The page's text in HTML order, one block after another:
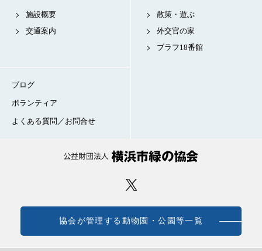
施設概要
交通案内
散策・遊ぶ
外交官の家
ブラフ18番館
ブログ
ボランティア
よくある質問／お問合せ
協会が管理する動物園・公園等一覧